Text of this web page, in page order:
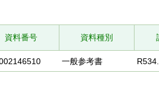
資料番号 資料種別
一般参考書